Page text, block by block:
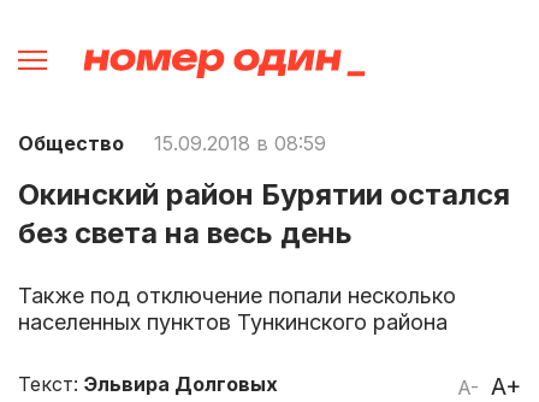
Общество 15.09.2018 в 08:59
Окинский район Бурятии остался
без света на весь день
Также под отключение попали несколько
населенных пунктов Тункинского района
A- A+
Текст: Эльвира Долговых